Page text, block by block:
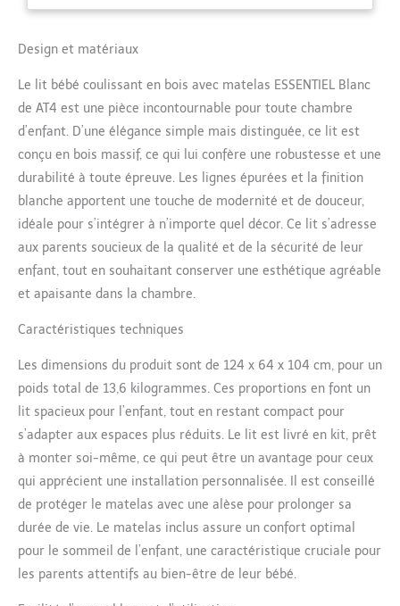
Design et matériaux
Le lit bébé coulissant en bois avec matelas ESSENTIEL Blanc
de AT4 est une pièce incontournable pour toute chambre
d’enfant. D’une élégance simple mais distinguée, ce lit est
conçu en bois massif, ce qui lui confère une robustesse et une
durabilité à toute épreuve. Les lignes épurées et la finition
blanche apportent une touche de modernité et de douceur,
idéale pour s’intégrer à n’importe quel décor. Ce lit s’adresse
aux parents soucieux de la qualité et de la sécurité de leur
enfant, tout en souhaitant conserver une esthétique agréable
et apaisante dans la chambre.
Caractéristiques techniques
Les dimensions du produit sont de 124 x 64 x 104 cm, pour un
poids total de 13,6 kilogrammes. Ces proportions en font un
lit spacieux pour l’enfant, tout en restant compact pour
s’adapter aux espaces plus réduits. Le lit est livré en kit, prêt
à monter soi-même, ce qui peut être un avantage pour ceux
qui apprécient une installation personnalisée. Il est conseillé
de protéger le matelas avec une alèse pour prolonger sa
durée de vie. Le matelas inclus assure un confort optimal
pour le sommeil de l’enfant, une caractéristique cruciale pour
les parents attentifs au bien-être de leur bébé.